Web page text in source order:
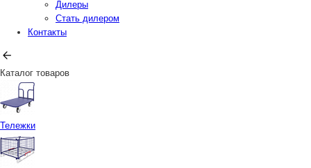
Дилеры
Стать дилером
Контакты
Каталог товаров
Тележки